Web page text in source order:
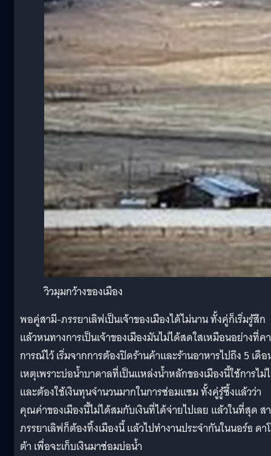
วิวมุมกว้างของเมือง
พอคู่สามี-ภรรยาเลิฟเป็นเจ้าของเมืองได้ไม่นาน ทั้งคู่ก็เริ่มรู้สึก
แล้วหนทางการเป็นเจ้าของเมืองมันไม่ได้สดใสเหมือนอย่างที่ค
การณ์ไว้ เริ่มจากการต้องปิดร้านค้าและร้านอาหารไปถึง 5 เดื
เหตุเพราะบ่อน้ำบาดาลที่เป็นแหล่งน้ำหลักของเมืองนี้ใช้การไม่
และต้องใช้เงินทุนจำนวนมากในการซ่อมแซม ทั้งคู่รู้ซึ้งแล้วว่า
คุณค่าของเมืองนี้ไม่ได้สมกับเงินที่ได้จ่ายไปเลย แล้วในที่สุด ส
ภรรยาเลิฟก็ต้องทิ้งเมืองนี้ แล้วไปทำงานประจำกันในนอร์ธ ดา
ต้า เพื่อจะเก็บเงินมาซ่อมบ่อน้ำ